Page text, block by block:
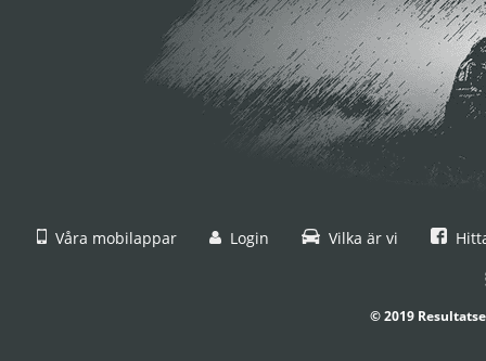
Våra mobilappar Login Vilka är vi
© 2019